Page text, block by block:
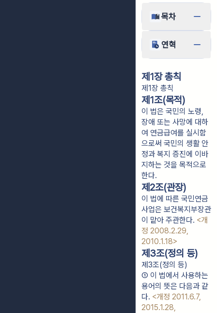
목차
연혁
제1장 총칙
제1장 총칙
제1조(목적)
이 법은 국민의 노령,
장애 또는 사망에 대하
여 연금급여를 실시함
으로써 국민의 생활 안
정과 복지 증진에 이바
지하는 것을 목적으로
한다.
제2조(관장)
이 법에 따른 국민연금
사업은 보건복지부장관
이 맡아 주관한다. <개
정 2008.2.29,
2010.1.18>
제3조(정의 등)
제3조(정의 등)
① 이 법에서 사용하는
용어의 뜻은 다음과 같
다. <개정 2011.6.7,
2015.1.28,